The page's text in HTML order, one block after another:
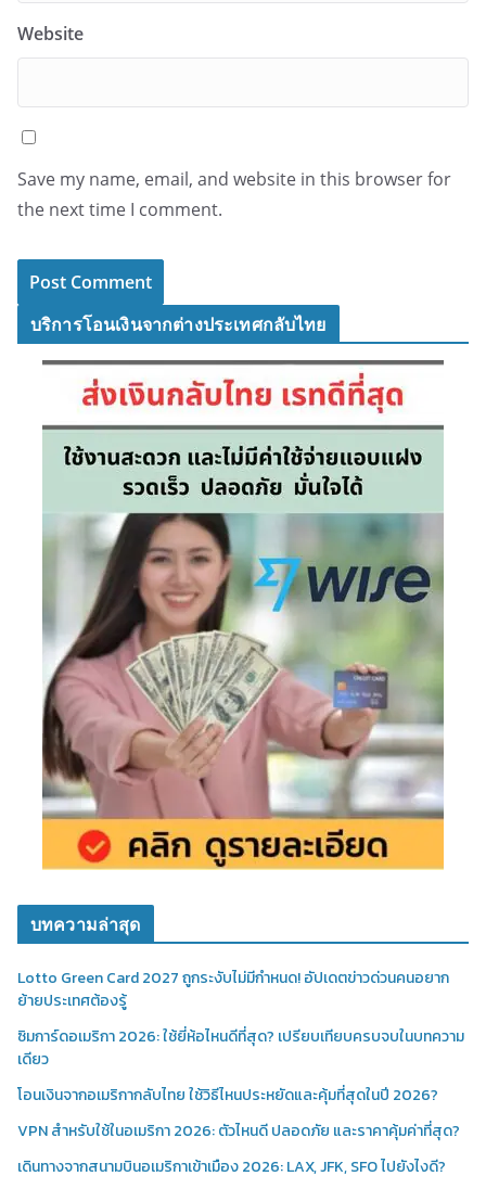
Website
Save my name, email, and website in this browser for
the next time I comment.
บริการโอนเงินจากต่างประเทศกลับไทย
บทความล่าสุด
Lotto Green Card 2027 ถูกระงับไม่มีกำหนด! อัปเดตข่าวด่วนคนอยาก
ย้ายประเทศต้องรู้
ซิมการ์ดอเมริกา 2026: ใช้ยี่ห้อไหนดีที่สุด? เปรียบเทียบครบจบในบทความ
เดียว
โอนเงินจากอเมริกากลับไทย ใช้วิธีไหนประหยัดและคุ้มที่สุดในปี 2026?
VPN สำหรับใช้ในอเมริกา 2026: ตัวไหนดี ปลอดภัย และราคาคุ้มค่าที่สุด?
เดินทางจากสนามบินอเมริกาเข้าเมือง 2026: LAX, JFK, SFO ไปยังไงดี?